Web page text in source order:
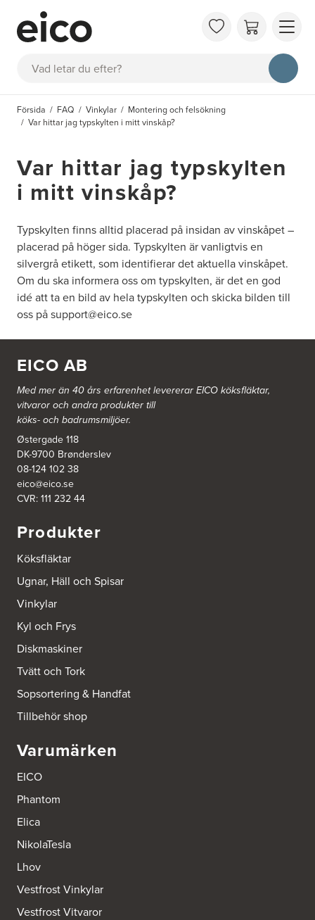
Sök
OM
FAQ
Försida FAQ Vinkylar
Montering och felsökning
Var hittar jag typskylten i mitt vinskåp?
Var hittar jag typskylten
i mitt vinskåp?
Typskylten finns alltid placerad på insidan av vinskåpet –
placerad på höger sida. Typskylten är vanligtvis en
silvergrå etikett, som identifierar det aktuella vinskåpet.
Om du ska informera oss om typskylten, är det en god
idé att ta en bild av hela typskylten och skicka bilden till
oss på support@eico.se
EICO AB
Med mer än 40 års erfarenhet levererar EICO köksfläktar,
vitvaror och andra produkter till
köks- och badrumsmiljöer.
Østergade 118
DK-9700 Brønderslev
08-124 102 38
eico@eico.se
CVR: 111 232 44
Produkter
Köksfläktar
Ugnar, Häll och Spisar
Vinkylar
Kyl och Frys
Diskmaskiner
Tvätt och Tork
Sopsortering & Handfat
Tillbehör shop
Varumärken
EICO
Phantom
Elica
NikolaTesla
Lhov
Vestfrost Vinkylar
Vestfrost Vitvaror